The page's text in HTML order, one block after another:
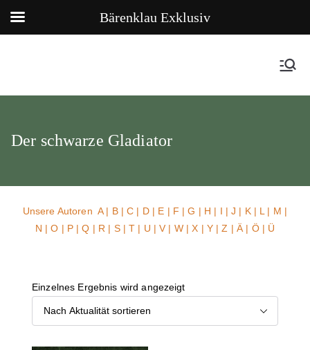
Der schwarze Gladiator
Unsere AutorenA| B|C | D| E | F |G | H | I |J | K| L | M |
N |O | P|Q | R | S|T | U | V | W| X | Y | Z | Ä | Ö | Ü
Einzelnes Ergebnis wird angezeigt
Bärenklau Exklusiv